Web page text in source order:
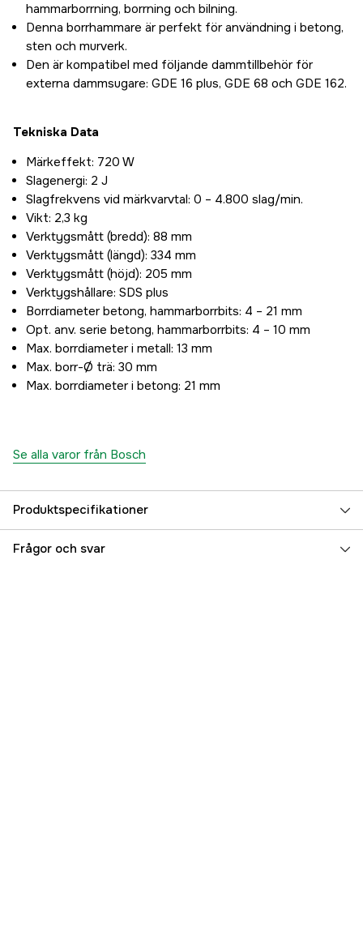
hammarborrning, borrning och bilning.
Denna borrhammare är perfekt för användning i betong,
sten och murverk.
Den är kompatibel med följande dammtillbehör för
externa dammsugare: GDE 16 plus, GDE 68 och GDE 162.
Tekniska Data
Märkeffekt: 720 W
Slagenergi: 2 J
Slagfrekvens vid märkvarvtal: 0 – 4.800 slag/min.
Vikt: 2,3 kg
Verktygsmått (bredd): 88 mm
Verktygsmått (längd): 334 mm
Verktygsmått (höjd): 205 mm
Verktygshållare: SDS plus
Borrdiameter betong, hammarborrbits: 4 – 21 mm
Opt. anv. serie betong, hammarborrbits: 4 – 10 mm
Max. borrdiameter i metall: 13 mm
Max. borr-Ø trä: 30 mm
Max. borrdiameter i betong: 21 mm
Se alla varor från Bosch
Produktspecifikationer
Drifttyp Nätdriven
Frågor och svar